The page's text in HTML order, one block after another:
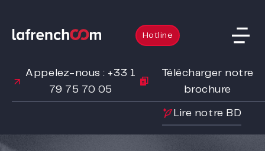
Hotline
Appelez-nous : +33 1
79 75 70 05
Télécharger notre
brochure
Lire notre BD